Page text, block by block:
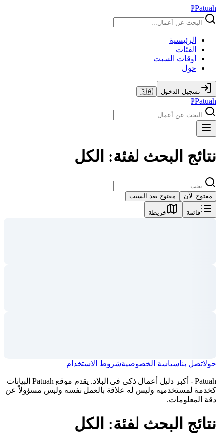
PPatuah
الرئيسية
الفئات
أوقات السبت
حول
تسجيل الدخول 🇸🇦
PPatuah
نتائج البحث لفئة: الكل
مفتوح الآن مفتوح بعد السبت
قائمة خريطة
حولاتصل بناسياسة الخصوصيةشروط الاستخدام
Patuah - أكبر دليل أعمال ذكي في البلاد. يقدم موقع Patuah البيانات
كخدمة لمستخدميه وليس له علاقة بالعمل نفسه وليس مسؤولاً عن
دقة المعلومات.
نتائج البحث لفئة: الكل